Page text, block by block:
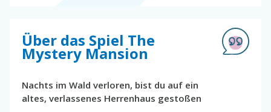
Über das Spiel The
Mystery Mansion
Nachts im Wald verloren, bist du auf ein
altes, verlassenes Herrenhaus gestoßen